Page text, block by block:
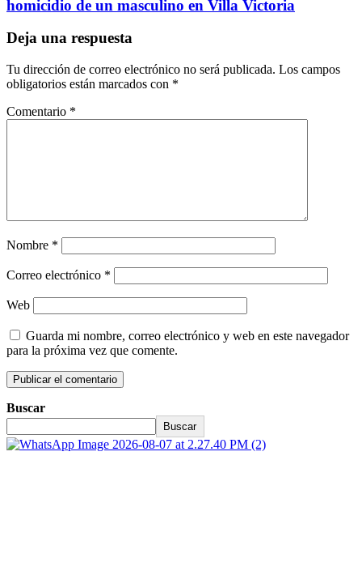
homicidio de un masculino en Villa Victoria
Deja una respuesta
Tu dirección de correo electrónico no será publicada. Los campos
obligatorios están marcados con *
Comentario *
Nombre *
Correo electrónico *
Web
Guarda mi nombre, correo electrónico y web en este navegador
para la próxima vez que comente.
Buscar
Buscar